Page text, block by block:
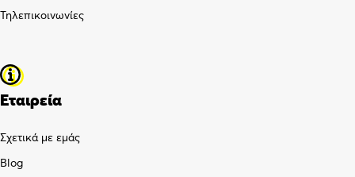
Τηλεπικοινωνίες
Εταιρεία
Σχετικά με εμάς
Blog